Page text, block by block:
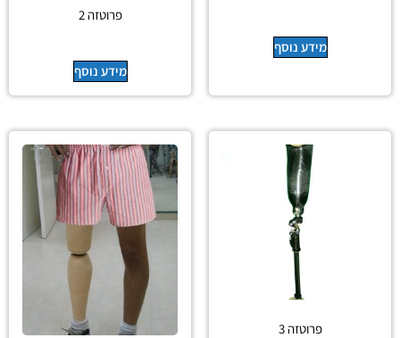
מידע נוסף
פרוטזה 2
מידע נוסף
פרוטזה 3